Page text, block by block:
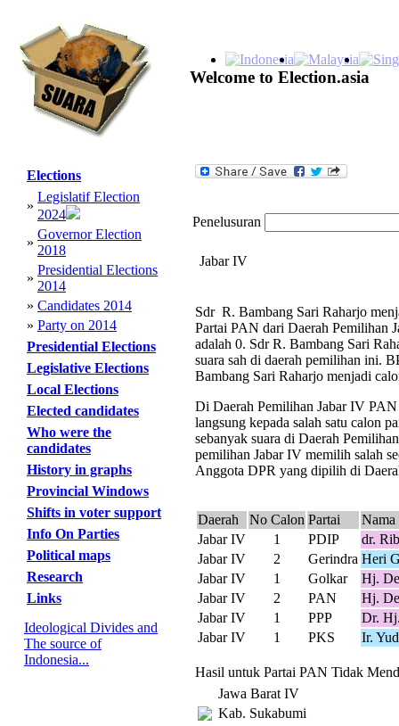
Welcome to Election.asia
Elections
»
Legislatif Election
2024
»
Governor Election
2018
»
Presidential Elections
2014
» Candidates 2014
» Party on 2014
Presidential Elections
Legislative Elections
Local Elections
Elected candidates
Who were the
candidates
History in graphs
Provincial Windows
Shifts in voter support
Info On Parties
Political maps
Research
Links
Ideological Divides and
The source of
Indonesia...
Penelusuran
Jabar IV
Sdr R. Bambang Sari Raharjo
Partai PAN dari Daerah Pemilihan
adalah 0. Sdr R. Bambang Sari
suara sah di daerah pemilihan ini.
Bambang Sari Raharjo menjadi
Di Daerah Pemilihan Jabar IV PAN
langsung kepada salah satu calon
sebanyak suara di Daerah
pemilihan Jabar IV memilih salah
Anggota DPR yang dipilih di
Daerah No Calon Partai
Nama
Jabar IV
1 PDIP
dr.
Jabar IV
2 Gerindra Heri
Jabar IV
1 Golkar
Hj.
Jabar IV
2 PAN
Hj.
Jabar IV
1 PPP
Dr.
Jabar IV
1 PKS Ir.
Hasil untuk Partai PAN Tidak
Jawa Barat IV
Kab. Sukabumi